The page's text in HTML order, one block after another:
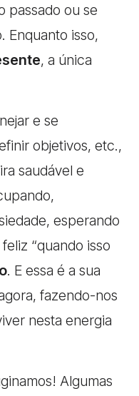
passado ou se
Enquanto isso,
, a única
e se
objetivos, etc.,
saudável e
esperando
“quando isso
. E essa é a sua
fazendo-nos
nesta energia
Algumas